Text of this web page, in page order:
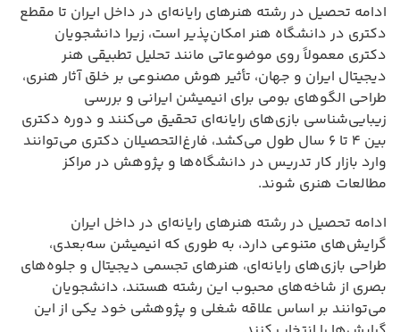
ادامه تحصیل در رشته هنرهای رایانه‌ای در داخل ایران تا مقطع
دکتری در دانشگاه هنر امکان‌پذیر است، زیرا دانشجویان
دکتری معمولاً روی موضوعاتی مانند تحلیل تطبیقی هنر
دیجیتال ایران و جهان، تأثیر هوش مصنوعی بر خلق آثار هنری،
طراحی الگوهای بومی برای انیمیشن ایرانی و بررسی
زیبایی‌شناسی بازی‌های رایانه‌ای تحقیق می‌کنند و دوره دکتری
بین ۴ تا ۶ سال طول می‌کشد، فارغ‌التحصیلان دکتری می‌توانند
وارد بازار کار تدریس در دانشگاه‌ها و پژوهش در مراکز
مطالعات هنری شوند.
ادامه تحصیل در رشته هنرهای رایانه‌ای در داخل ایران
گرایش‌های متنوعی دارد، به طوری که انیمیشن سه‌بعدی،
طراحی بازی‌های رایانه‌ای، هنرهای تجسمی دیجیتال و جلوه‌های
بصری از شاخه‌های محبوب این رشته هستند، دانشجویان
می‌توانند بر اساس علاقه شغلی و پژوهشی خود یکی از این